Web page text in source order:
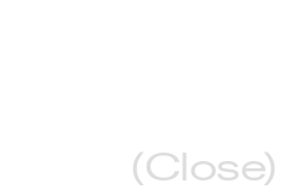
(Close)